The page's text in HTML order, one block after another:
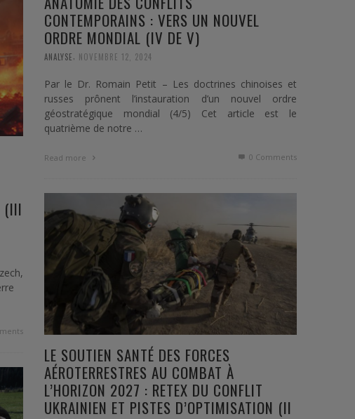
CONTEMPORAINS : VERS UN NOUVEL
ORDRE MONDIAL (IV DE V)
ANALYSE NOVEMBRE 12, 2024
Par le Dr. Romain Petit – Les doctrines chinoises et
russes prônent l’instauration d’un nouvel ordre
géostratégique mondial (4/5) Cet article est le
quatrième de notre …
Read more 0 Comments
(III
LE SOUTIEN SANTÉ DES FORCES
AÉROTERRESTRES AU COMBAT À
L’HORIZON 2027 : RETEX DU CONFLIT
UKRAINIEN ET PISTES D’OPTIMISATION (II